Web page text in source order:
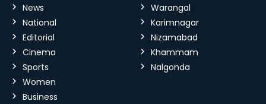
News
National
Editorial
Cinema
Sports
Women
Business
Warangal
Karimnagar
Nizamabad
Khammam
Nalgonda